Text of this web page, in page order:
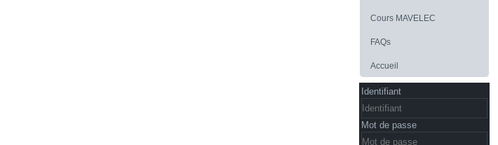
Cours MAVELEC
FAQs
Accueil
Identifiant
Mot de passe